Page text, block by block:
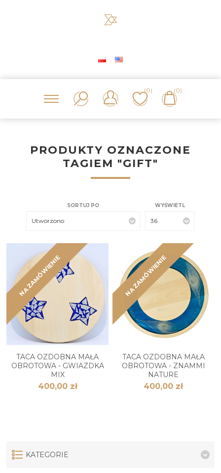
(0) (0)
PRODUKTY OZNACZONE
TAGIEM "GIFT"
SORTUJ PO
Utworzono
WYŚWIETL
36
NA ZAMÓWIENIE
TACA OZDOBNA MAŁA
OBROTOWA - GWIAZDKA
MIX
400,00 zł
NA ZAMÓWIENIE
TACA OZDOBNA MAŁA
OBROTOWA - ZNAMMI
NATURE
400,00 zł
KATEGORIE